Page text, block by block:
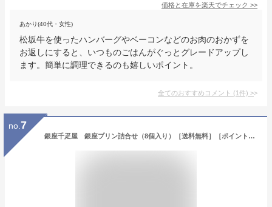
価格と在庫を楽天でチェック >>
あかり(40代・女性)
松坂牛を使ったハンバーグやベーコンなどのお肉のおかずを
お返しにすると、いつものごはんがぐっとグレードアップし
ます。簡単に調理できるのも嬉しいポイント。
全てのおすすめコメント (1件) >
no. 7
銀座千疋屋 銀座プリン詰合せ（8個入り）［送料無料］［ポイント2倍］～ 母の日 父の日 プリン ギフト 贈り物 フルーツ スイーツ プレゼント お菓子 内祝い 誕生日 お祝い 御礼 快気内祝 お見舞い 送料無料 千疋屋 ～